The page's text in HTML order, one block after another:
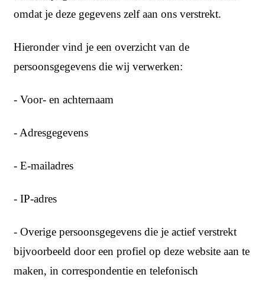
omdat je deze gegevens zelf aan ons verstrekt.
Hieronder vind je een overzicht van de
persoonsgegevens die wij verwerken:
- Voor- en achternaam
- Adresgegevens
- E-mailadres
- IP-adres
- Overige persoonsgegevens die je actief verstrekt
bijvoorbeeld door een profiel op deze website aan te
maken, in correspondentie en telefonisch